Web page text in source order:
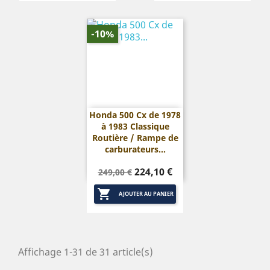
Honda 500 Cx de 1978
à 1983 Classique
Routière / Rampe de
carburateurs...
Prix
de
base
249,00 € Prix
224,10 €
 AJOUTER AU PANIER
-10%
Affichage 1-31 de 31 article(s)